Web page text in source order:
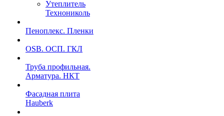
Утеплитель
Технониколь
Пеноплекс. Пленки
OSB. ОСП. ГКЛ
Труба профильная.
Арматура. НКТ
Фасадная плита
Hauberk